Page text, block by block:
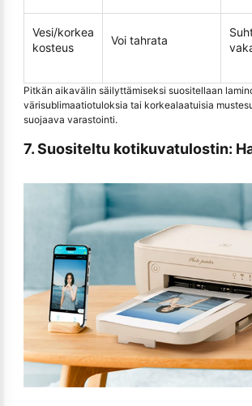
Vesi/korkea
kosteus
Voi tahrata
Pitkän aikavälin säilyttämiseksi suositellaan
värisublimaatiotuloksia tai korkealaatuisia
suojaava varastointi.
7. Suositeltu kotikuvatulostin: